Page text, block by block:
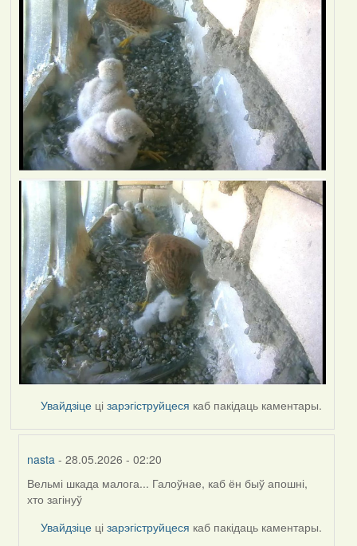
Увайдзіце цізарэгіструйцеся каб пакідаць каментары.
nasta - 28.05.2026 - 02:20
In
reply
Вельмі шкада малога... Галоўнае, каб ён быў апошні,
хто загінуў
Увайдзіце цізарэгіструйцеся каб пакідаць каментары.